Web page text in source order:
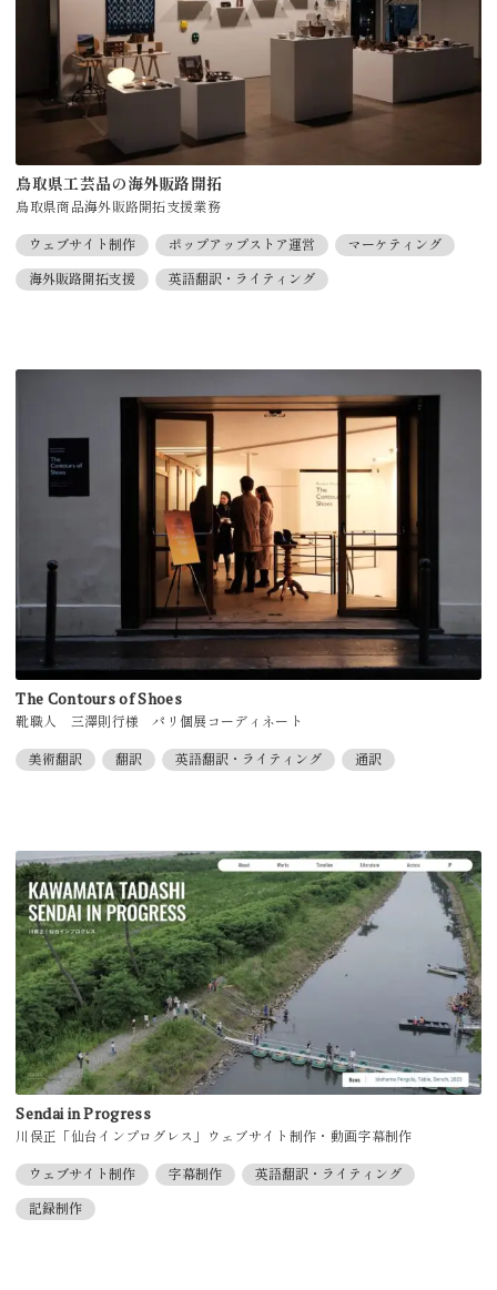
鳥取県工芸品の海外販路開拓
鳥取県商品海外販路開拓支援業務
ウェブサイト制作 ポップアップストア運営 マーケティング
海外販路開拓支援 英語翻訳・ライティング
The Contours of Shoes
靴職人 三澤則行様 パリ個展コーディネート
美術翻訳 翻訳 英語翻訳・ライティング 通訳
Sendai in Progress
川俣正「仙台インプログレス」ウェブサイト制作・動画字幕制作
ウェブサイト制作 字幕制作 英語翻訳・ライティング
記録制作